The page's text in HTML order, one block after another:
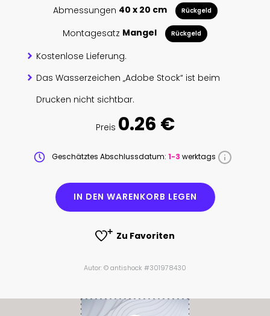
Abmessungen 40 x 20 cm Rückgeld
Montagesatz Mangel Rückgeld
Kostenlose Lieferung.
Das Wasserzeichen „Adobe Stock“ ist beim
Drucken nicht sichtbar.
Preis 0.26 €
Geschätztes Abschlussdatum: 1-3 werktags
IN DEN WARENKORB LEGEN
Zu Favoriten
Autor: © antishock #301978430